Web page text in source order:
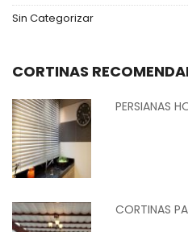
Sin Categorizar
CORTINAS
PERSIANAS
CORTINAS